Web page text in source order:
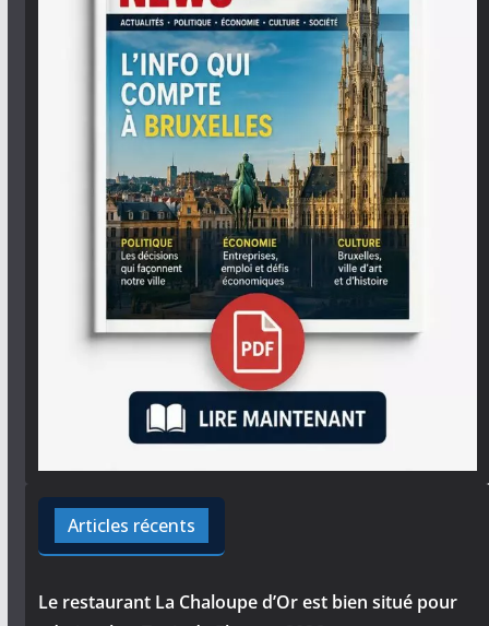
Articles récents
Le restaurant La Chaloupe d’Or est bien situé pour